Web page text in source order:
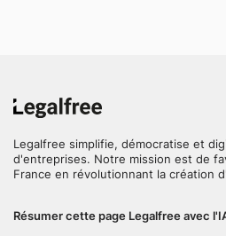
Legalfree simplifie, démocratise et
d'entreprises. Notre mission est de
France en révolutionnant la création
Résumer cette page Legalfree avec